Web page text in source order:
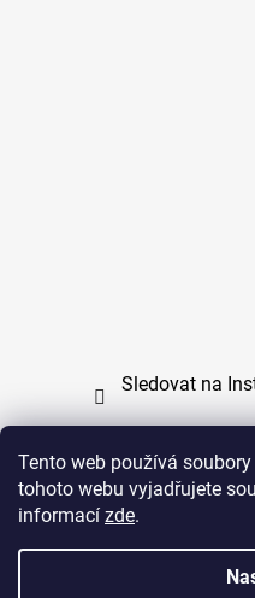
Tento web používá
tohoto webu vyjadřujete
informací zde.
Sledovat na
Copyright (c) 2011 -